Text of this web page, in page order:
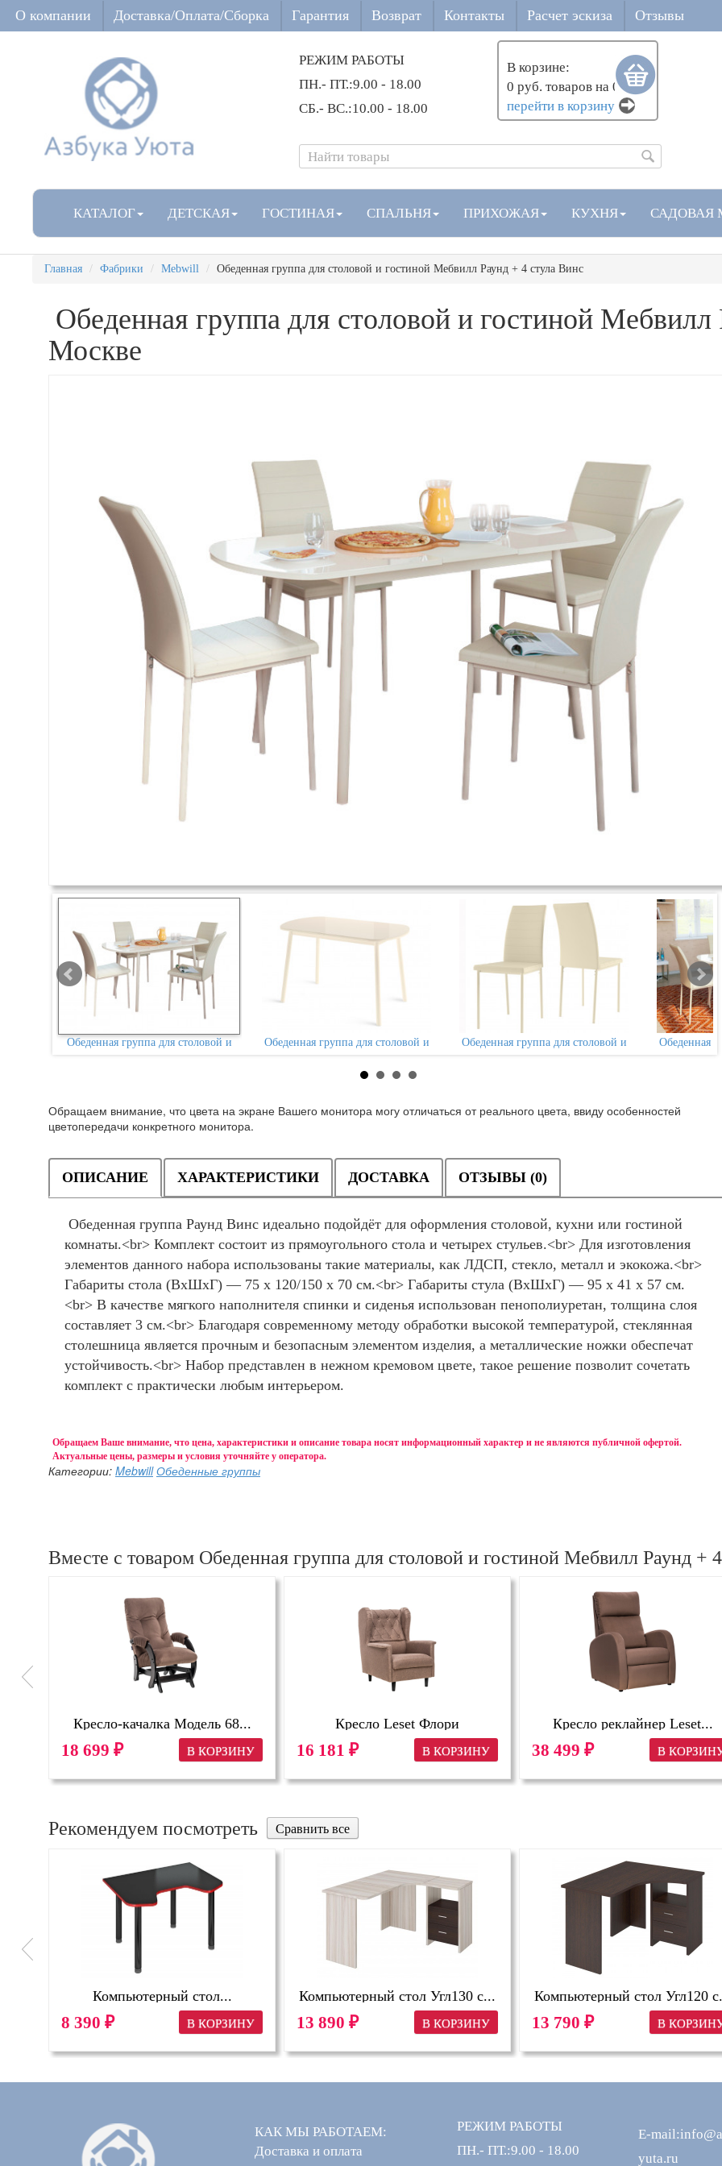
О компании Доставка/Оплата/Сборка Гарантия Возврат Контакты Расчет эскиза Отзывы
РЕЖИМ РАБОТЫ
ПН.- ПТ.:9.00 - 18.00
СБ.- ВС.:10.00 - 18.00
В корзине:
0 руб. товаров на 0 руб.
перейти в корзину
КАТАЛОГ ДЕТСКАЯ ГОСТИНАЯ СПАЛЬНЯ ПРИХОЖАЯ КУХНЯ САДОВАЯ
Главная Фабрики Mebwill Обеденная группа для столовой и гостиной Мебвилл Раунд + 4 стула Винс
Обеденная группа для столовой и гостиной Мебвилл
Москве
Обеденная группа для столовой и
Обеденная группа для столовой и
Обеденная группа для столовой и
Обеденная
Обращаем внимание, что цвета на экране Вашего монитора могу отличаться от реального цвета, ввиду особенностей
цветопередачи конкретного монитора.
ОПИСАНИЕ ХАРАКТЕРИСТИКИ ДОСТАВКА ОТЗЫВЫ (0)
Обеденная группа Раунд Винс идеально подойдёт для оформления столовой, кухни или гостиной
комнаты.<br> Комплект состоит из прямоугольного стола и четырех стульев.<br> Для изготовления
элементов данного набора использованы такие материалы, как ЛДСП, стекло, металл и экокожа.<br>
Габариты стола (ВхШхГ) — 75 х 120/150 х 70 см.<br> Габариты стула (ВхШхГ) — 95 х 41 х 57 см.
<br> В качестве мягкого наполнителя спинки и сиденья использован пенополиуретан, толщина слоя
составляет 3 см.<br> Благодаря современному методу обработки высокой температурой, стеклянная
столешница является прочным и безопасным элементом изделия, а металлические ножки обеспечат
устойчивость.<br> Набор представлен в нежном кремовом цвете, такое решение позволит сочетать
комплект с практически любым интерьером.
Обращаем Ваше внимание, что цена, характеристики и описание товара носят информационный характер и не являются публичной офертой.
Актуальные цены, размеры и условия уточняйте у оператора.
Категории: Mebwill Обеденные группы
Вместе с товаром Обеденная группа для столовой и гостиной Мебвилл Раунд +
Кресло-качалка Модель 68...
18 699 ₽
Кресло Leset Флори
16 181 ₽
Кресло реклайнер Leset...
38 499 ₽
Рекомендуем посмотреть
Компьютерный стол...
8 390 ₽
Компьютерный стол Угл130 с...
13 890 ₽
Компьютерный стол Угл120
13 790 ₽
КАК МЫ РАБОТАЕМ:
Доставка и оплата
РЕЖИМ РАБОТЫ
ПН.- ПТ.:9.00 - 18.00
E-
yuta.ru